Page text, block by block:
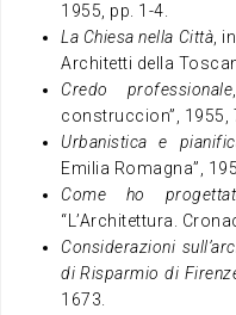
1955, pp. 1-4.
La Chiesa nella Città,
Architetti della
Credo professionale
construccion”, 1955,
Urbanistica e
Emilia Romagna”,
Come ho
“L’Architettura.
Considerazioni
di Risparmio di
1673.